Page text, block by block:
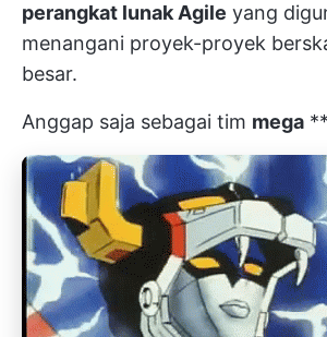
perangkat lunak Agile yang
menangani proyek-proyek
besar.
Anggap saja sebagai tim mega